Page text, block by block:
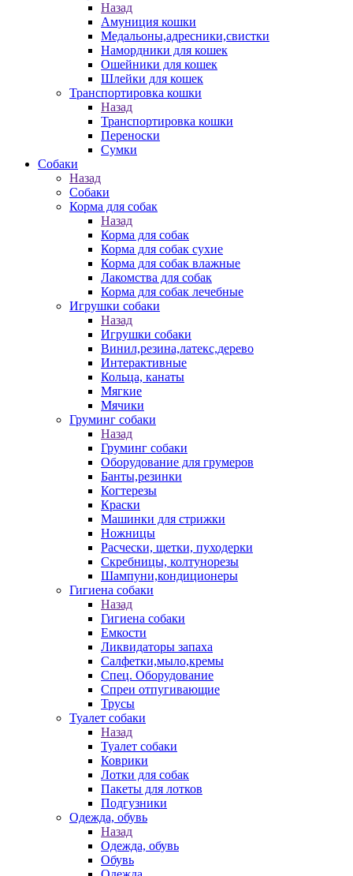
Назад
Амуниция кошки
Медальоны,адресники,свистки
Намордники для кошек
Ошейники для кошек
Шлейки для кошек
Транспортировка кошки
Назад
Транспортировка кошки
Переноски
Сумки
Собаки
Назад
Собаки
Корма для собак
Назад
Корма для собак
Корма для собак сухие
Корма для собак влажные
Лакомства для собак
Корма для собак лечебные
Игрушки собаки
Назад
Игрушки собаки
Винил,резина,латекс,дерево
Интерактивные
Кольца, канаты
Мягкие
Мячики
Груминг собаки
Назад
Груминг собаки
Оборудование для грумеров
Банты,резинки
Когтерезы
Краски
Машинки для стрижки
Ножницы
Расчески, щетки, пуходерки
Скребницы, колтунорезы
Шампуни,кондиционеры
Гигиена собаки
Назад
Гигиена собаки
Емкости
Ликвидаторы запаха
Салфетки,мыло,кремы
Спец. Оборудование
Спреи отпугивающие
Трусы
Туалет собаки
Назад
Туалет собаки
Коврики
Лотки для собак
Пакеты для лотков
Подгузники
Одежда, обувь
Назад
Одежда, обувь
Обувь